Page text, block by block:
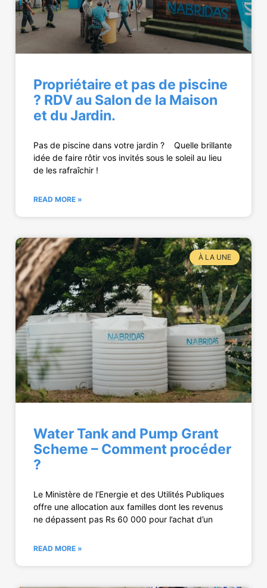
Propriétaire et pas de piscine
? RDV au Salon de la Maison
et du Jardin.
Pas de piscine dans votre jardin ? Quelle brillante
idée de faire rôtir vos invités sous le soleil au lieu
de les rafraîchir !
READ MORE »
À LA UNE
Water Tank and Pump Grant
Scheme – Comment procéder
?
Le Ministère de l’Energie et des Utilités Publiques
offre une allocation aux familles dont les revenus
ne dépassent pas Rs 60 000 pour l’achat d’un
READ MORE »